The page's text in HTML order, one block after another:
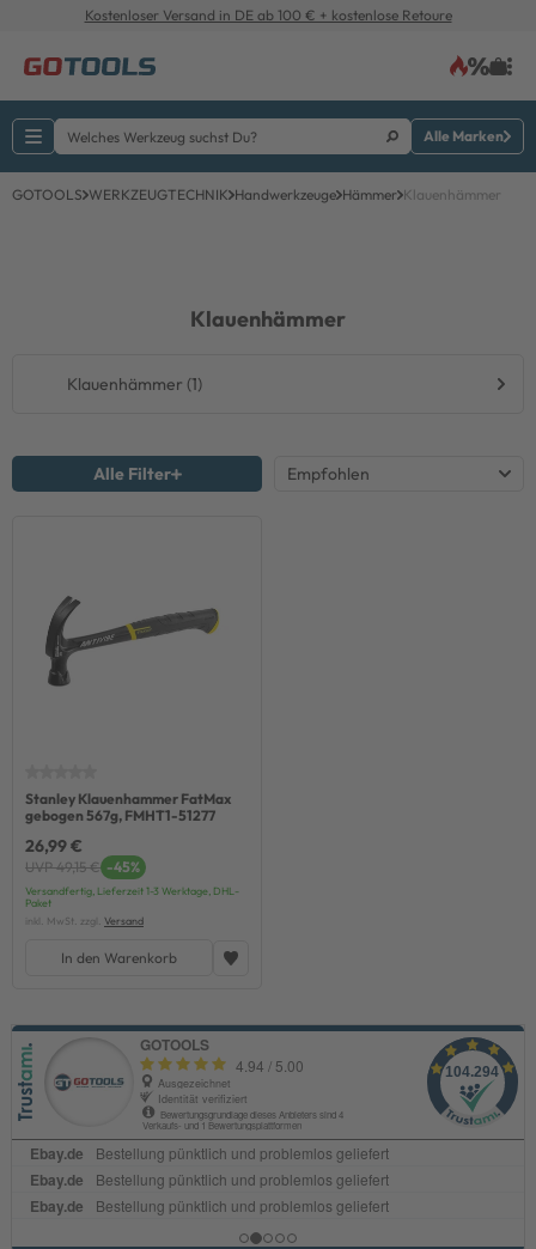
Kostenloser Versand in DE ab 100 € + kostenlose Retoure
Alle Marken
GOTOOLS WERKZEUGTECHNIK Handwerkzeuge Hämmer Klauenhämmer
Klauenhämmer
Klauenhämmer (1)
Alle Filter
Stanley Klauenhammer FatMax
gebogen 567g, FMHT1-51277
26,99 €
UVP 49,15 € -45%
Versandfertig, Lieferzeit 1-3 Werktage, DHL-
Paket
inkl. MwSt. zzgl. Versand
In den Warenkorb